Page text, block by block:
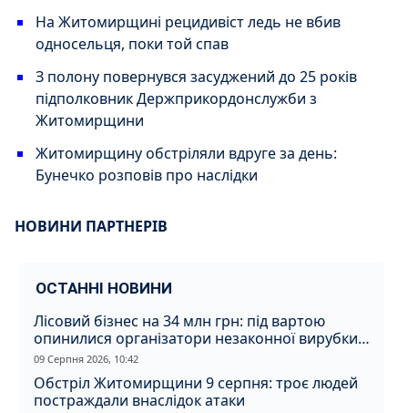
На Житомирщині рецидивіст ледь не вбив
односельця, поки той спав
З полону повернувся засуджений до 25 років
підполковник Держприкордонслужби з
Житомирщини
Житомирщину обстріляли вдруге за день:
Бунечко розповів про наслідки
НОВИНИ ПАРТНЕРІВ
ОСТАННІ НОВИНИ
Лісовий бізнес на 34 млн грн: під вартою
опинилися організатори незаконної вирубки
на Житомирщині
09 Серпня 2026, 10:42
Обстріл Житомирщини 9 серпня: троє людей
постраждали внаслідок атаки